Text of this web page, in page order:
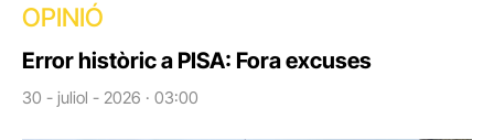
OPINIÓ
Error històric a PISA: Fora excuses
30 - juliol - 2026 · 03:00